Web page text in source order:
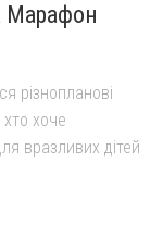
Марафон
різнопланові
хоче
вразливих дітей